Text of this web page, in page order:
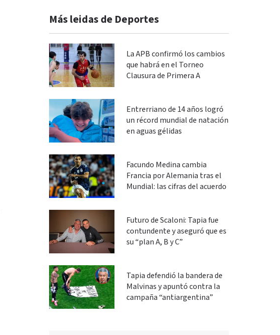
Más leidas de Deportes
La APB confirmó los cambios
que habrá en el Torneo
Clausura de Primera A
Entrerriano de 14 años logró
un récord mundial de natación
en aguas gélidas
Facundo Medina cambia
Francia por Alemania tras el
Mundial: las cifras del acuerdo
Futuro de Scaloni: Tapia fue
contundente y aseguró que es
su “plan A, B y C”
Tapia defendió la bandera de
Malvinas y apuntó contra la
campaña “antiargentina”